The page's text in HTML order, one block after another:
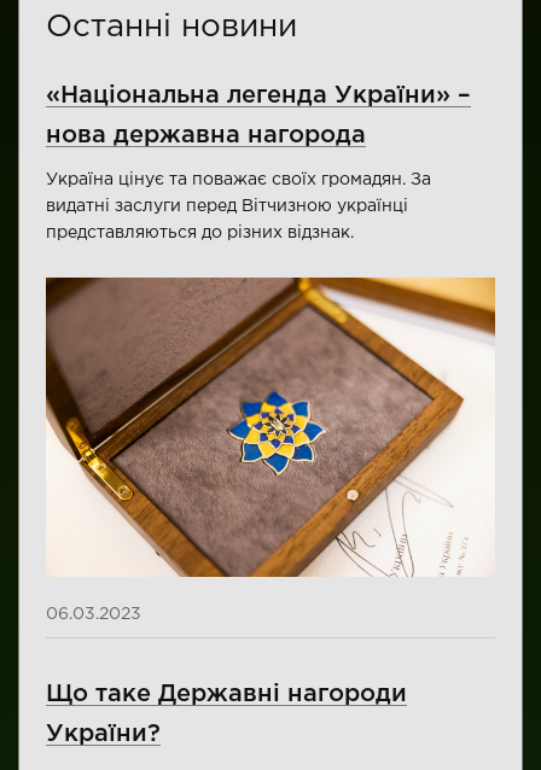
Останні новини
«Національна легенда України» –
нова державна нагорода
Україна цінує та поважає своїх громадян. За
видатні заслуги перед Вітчизною українці
представляються до різних відзнак.
06.03.2023
Що таке Державні нагороди
України?